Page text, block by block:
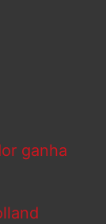
ganha